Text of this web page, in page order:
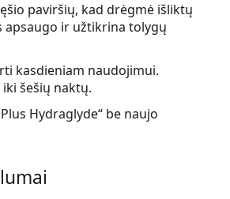
paviršių, kad drėgmė išliktų
apsaugo ir užtikrina tolygų
kasdieniam naudojimui.
šešių naktų.
Hydraglyde“ be naujo